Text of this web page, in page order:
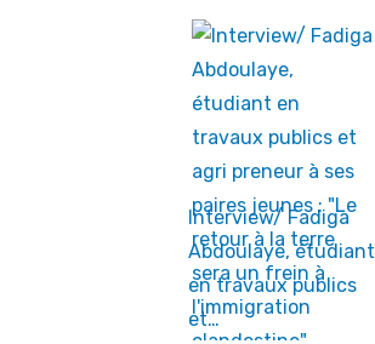
Interview/ Fadiga
Abdoulaye, étudiant
en travaux publics
et…